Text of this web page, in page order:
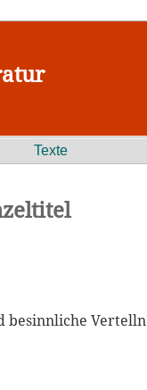
Texte
besinnliche Vertelln